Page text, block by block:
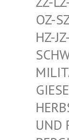
Z-
WZ-
TER!